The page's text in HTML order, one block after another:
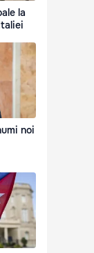
la
noi